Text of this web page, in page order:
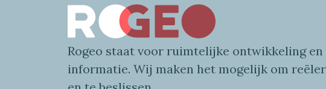
Rogeo staat voor ruimtelijke ontwikkeling en
informatie. Wij maken het mogelijk om